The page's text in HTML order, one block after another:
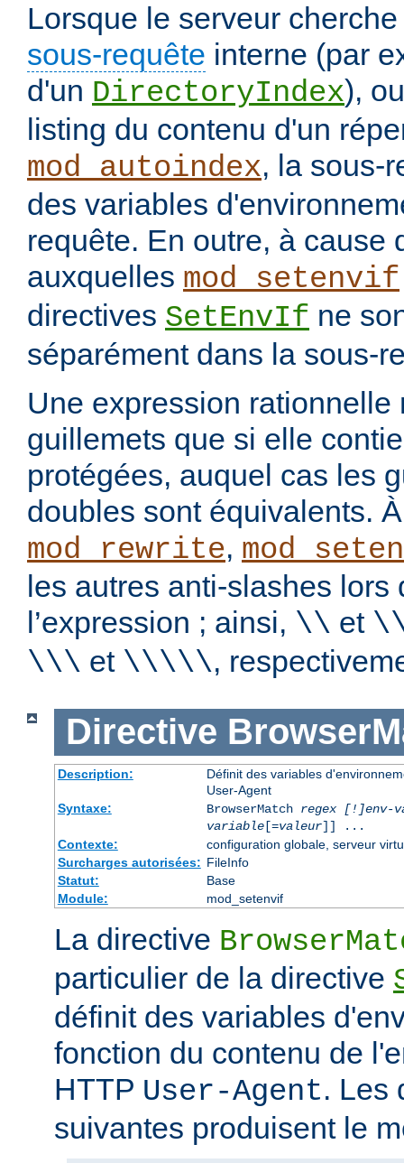
Lorsque le serveur
sous-requête interne (par
d'un DirectoryIndex),
listing du contenu d'un
mod_autoindex, la sous-
des variables
requête. En outre, à cause
auxquelles mod_setenvif
directives SetEnvIf ne
séparément dans la sous-
Une expression rationnelle
guillemets que si elle
protégées, auquel cas les
doubles sont équivalents.
mod_rewrite,
les autres anti-slashes lors
l’expression ; ainsi, \\ et
\\\ et \\\\\,
Directive
Description:
Définit des variables
User-Agent
Syntaxe:
BrowserMatch regex [!]env-
variable[=valeur]] ...
Contexte:
configuration globale, serveur
Surcharges autorisées: FileInfo
Statut:
Base
Module:
mod_setenvif
La directive
particulier de la directive
définit des variables
fonction du contenu de
HTTP User-Agent. Les
suivantes produisent le